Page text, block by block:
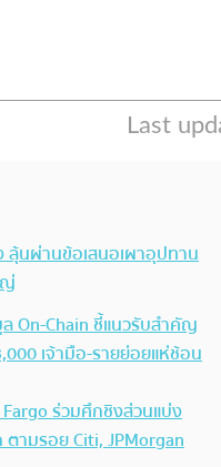
ลุ้นผ่านข้อเสนอเผาอุปทาน
On-Chain ชี้แนวรับสำคัญ
เจ้ามือ-รายย่อยแห่ช้อน
ร่วมศึกชิงส่วนแบ่ง
ตามรอย Citi, JPMorgan